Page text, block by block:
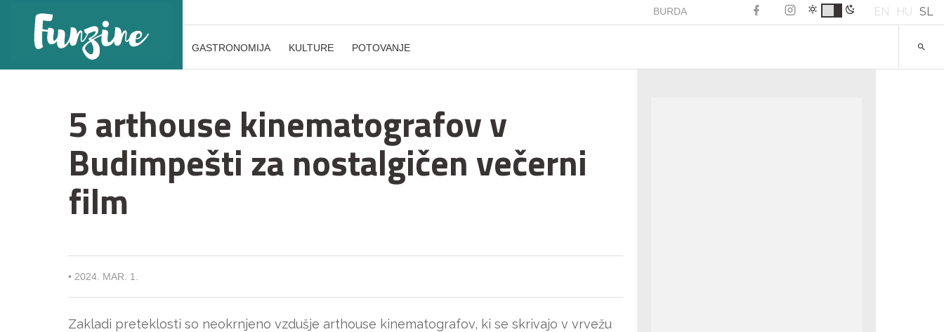
BURDA EN HU SL
GASTRONOMIJA KULTURE POTOVANJE
5 arthouse kinematografov v
Budimpešti za nostalgičen večerni
film
• 2024. MAR. 1.
Zakladi preteklosti so neokrnjeno vzdušje arthouse kinematografov, ki se skrivajo v vrvežu